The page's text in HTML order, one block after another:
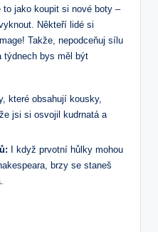
jako koupit si nové boty –
Někteří lidé si
Takže, nepodceňuj sílu
týdnech bys měl být
které obsahují kousky,
jsi si osvojil kudrnatá a
I když prvotní hůlky mohou
brzy se staneš